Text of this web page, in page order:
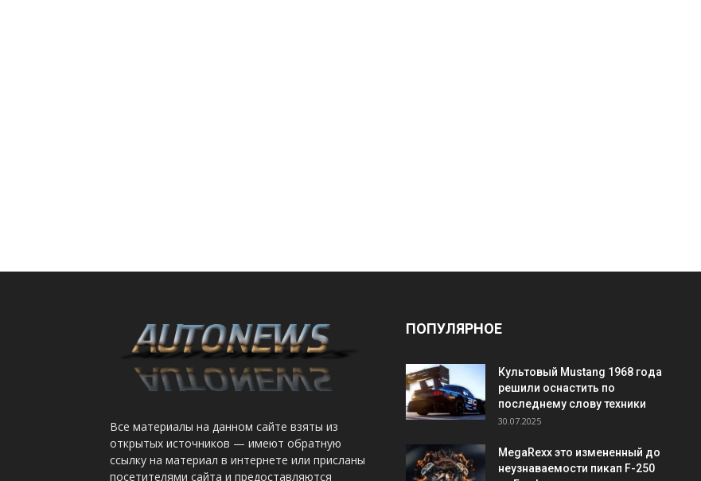
Все материалы на данном сайте взяты из
открытых источников — имеют обратную
ссылку на материал в интернете или присланы
посетителями сайта и предоставляются
ПОПУЛЯРНОЕ
Культовый Mustang 1968 года
решили оснастить по
последнему слову техники
30.07.2025
MegaRexx это измененный до
неузнаваемости пикап F-250